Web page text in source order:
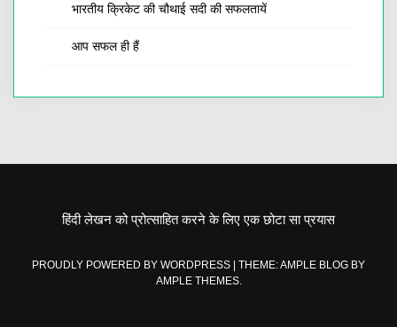
भारतीय क्रिकेट की चौथाई सदी की सफलतायें
आप सफल ही हैं
हिंदी लेखन को प्रोत्साहित करने के लिए एक छोटा सा प्रयास
PROUDLY POWERED BY WORDPRESS
THEME: AMPLE BLOG BY
AMPLE THEMES.